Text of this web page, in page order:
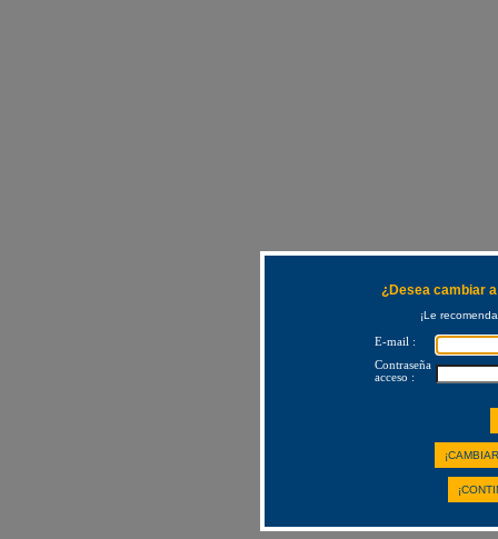
¿Desea cambiar
¡Le
E-mail :
Contraseña
acceso :